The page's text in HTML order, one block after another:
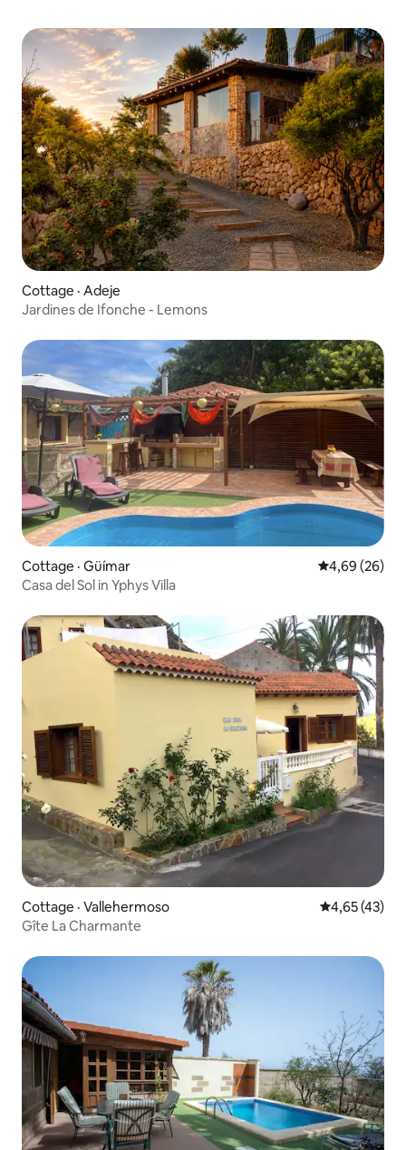
Cottage · Adeje
Jardines de Ifonche - Lemons
Cottage · Güímar Note
4,69 (26)
Casa del Sol in Yphys Villa
Cottage · Vallehermoso Note
4,65 (43)
Gîte La Charmante